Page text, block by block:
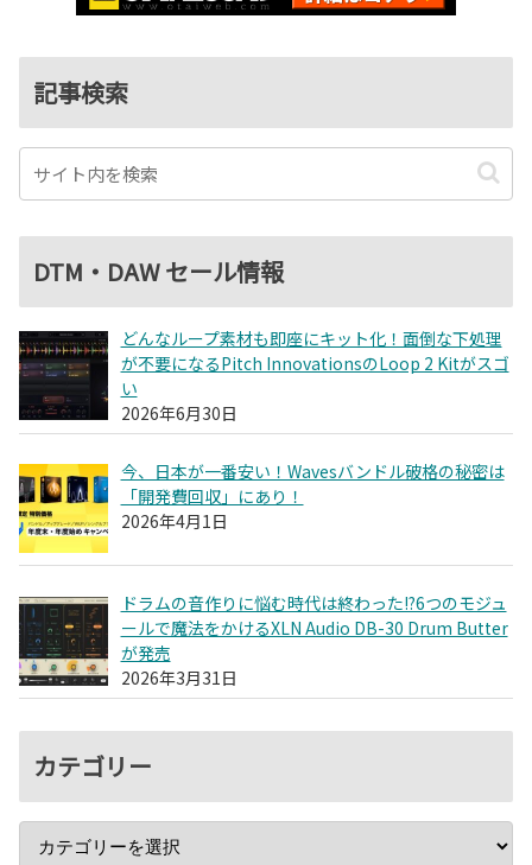
記事検索
DTM・DAW セール情報
どんなループ素材も即座にキット化！面倒な下処理
が不要になるPitch InnovationsのLoop 2 Kitがスゴ
い
2026年6月30日
今、日本が一番安い！Wavesバンドル破格の秘密は
「開発費回収」にあり！
2026年4月1日
ドラムの音作りに悩む時代は終わった!?6つのモジュ
ールで魔法をかけるXLN Audio DB-30 Drum Butter
が発売
2026年3月31日
カテゴリー